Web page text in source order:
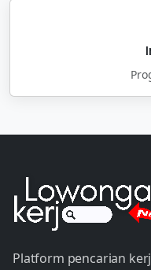
Platform pencarian